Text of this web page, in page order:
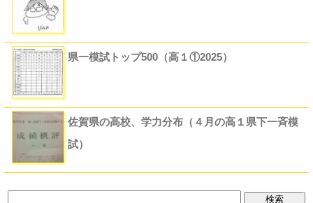
県一模試トップ500（高１①2025）
佐賀県の高校、学力分布（４月の高１県下一斉模
試）